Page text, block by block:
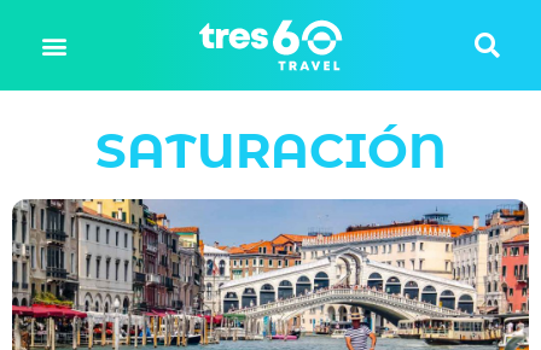
SATURACIÓN